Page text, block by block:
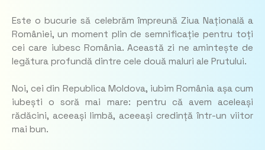
Este o bucurie să celebrăm împreună Ziua Națională a
României, un moment plin de semnificație pentru toți
cei care iubesc România. Această zi ne amintește de
legătura profundă dintre cele două maluri ale Prutului.
Noi, cei din Republica Moldova, iubim România așa cum
iubești o soră mai mare: pentru că avem aceleași
rădăcini, aceeași limbă, aceeași credință într-un viitor
mai bun.